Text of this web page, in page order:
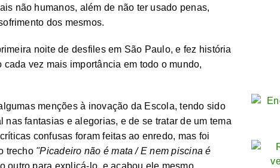
não humanos, além de não ter usado penas,
dos mesmos.
noite de desfiles em São Paulo, e fez história
vez mais importância em todo o mundo,
menções à inovação da Escola, tendo sido
fantasias e alegorias, e de se tratar de um tema
confusas foram feitas ao enredo, mas foi
trecho "Picadeiro não é mata / E nem piscina é
outro para explicá-lo, e acabou ele mesmo